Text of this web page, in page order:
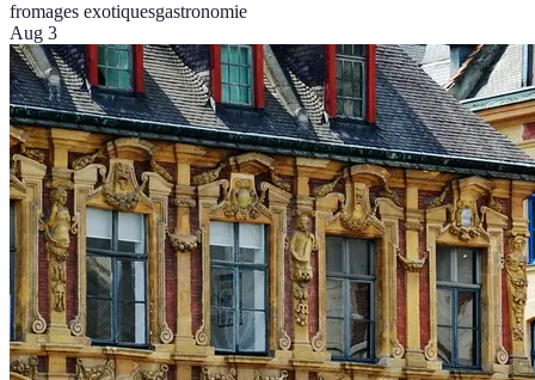
fromages exotiquesgastronomie
Aug 3